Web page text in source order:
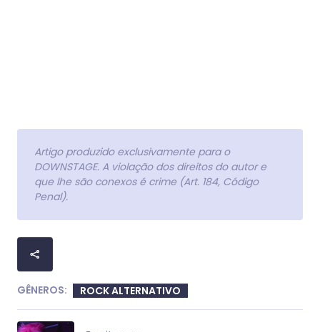
Artigo produzido exclusivamente para o
DOWNSTAGE. A violação dos direitos do autor e
que lhe são conexos é crime (Art. 184, Código
Penal).
GÊNEROS: ROCK ALTERNATIVO